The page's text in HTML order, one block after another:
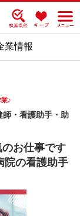
業情報
♪
・看護助手・助
のお仕事です
院の看護助手